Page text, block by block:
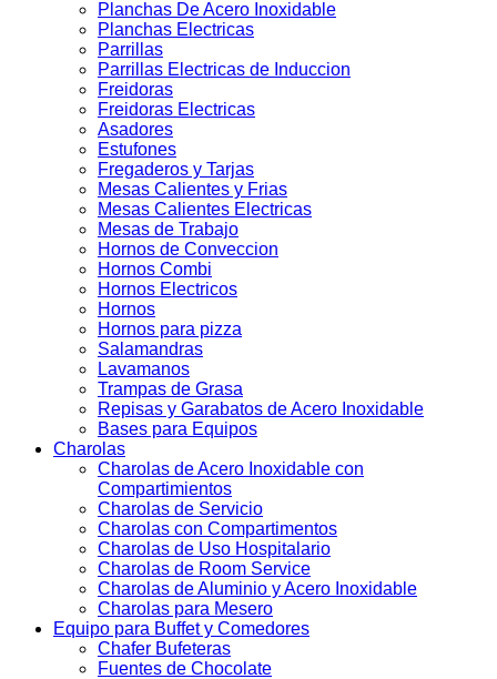
Planchas De Acero Inoxidable
Planchas Electricas
Parrillas
Parrillas Electricas de Induccion
Freidoras
Freidoras Electricas
Asadores
Estufones
Fregaderos y Tarjas
Mesas Calientes y Frias
Mesas Calientes Electricas
Mesas de Trabajo
Hornos de Conveccion
Hornos Combi
Hornos Electricos
Hornos
Hornos para pizza
Salamandras
Lavamanos
Trampas de Grasa
Repisas y Garabatos de Acero Inoxidable
Bases para Equipos
Charolas
Charolas de Acero Inoxidable con
Compartimientos
Charolas de Servicio
Charolas con Compartimentos
Charolas de Uso Hospitalario
Charolas de Room Service
Charolas de Aluminio y Acero Inoxidable
Charolas para Mesero
Equipo para Buffet y Comedores
Chafer Bufeteras
Fuentes de Chocolate